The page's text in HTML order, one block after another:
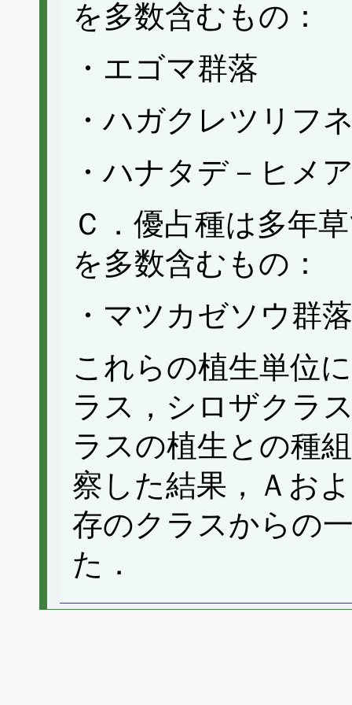
を多数含むもの：
・エゴマ群落
・ハガクレツリフ
・ハナタデ－ヒメ
Ｃ．優占種は多年
を多数含むもの：
・マツカゼソウ群
これらの植生単位
ラス，シロザクラ
ラスの植生との種
察した結果，Ａお
存のクラスからの
た．